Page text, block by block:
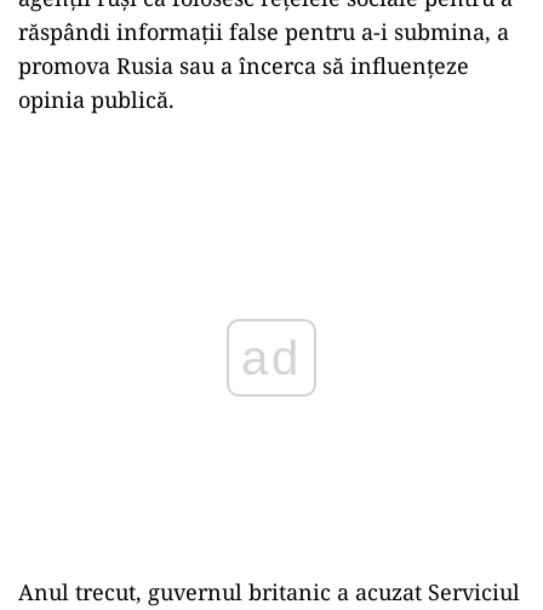
răspândi informații false pentru a-i submina, a
promova Rusia sau a încerca să influențeze
opinia publică.
ad
Anul trecut, guvernul britanic a acuzat Serviciul